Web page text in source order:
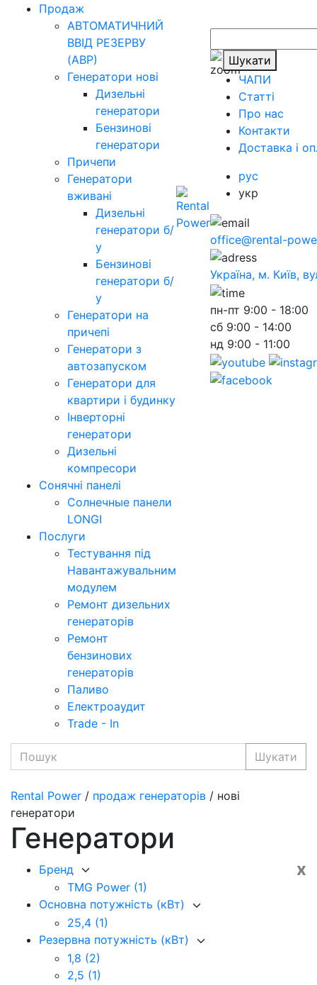
Продаж
АВТОМАТИЧНИЙ
ВВІД РЕЗЕРВУ
(АВР)
Генератори нові
Дизельні
генератори
Бензинові
генератори
Причепи
Генератори
вживані
Дизельні
генератори б/
у
Бензинові
генератори б/
у
Генератори на
причепі
Генератори з
автозапуском
Генератори для
квартири і будинку
Інверторні
генератори
Дизельні
компресори
Сонячні панелі
Солнечные панели
LONGI
Послуги
Тестування під
Навантажувальним
модулем
Ремонт дизельних
генераторів
Ремонт
бензинових
генераторів
Паливо
Електроаудит
Trade - In
Шукати
ЧАПИ
Статті
Про нас
Контакти
Доставка і
рус
укр
office@rental-
Україна, м. Київ,
пн-пт 9:00 - 18:00
сб 9:00 - 14:00
нд 9:00 - 11:00
Шукати
Rental Power / продаж генераторів / нові
генератори
Генератори
x
Бренд
TMG Power (1)
Основна потужність (кВт)
25,4 (1)
Резервна потужність (кВт)
1,8 (2)
2,5 (1)